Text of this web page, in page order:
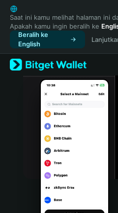
English
日本語
Tiếng Việt
Русский
Español (Latinoamérica)
Türkçe
Italiano
Português (Portugal)
Bahasa Indonesia
Português (Brasil)
Saat ini kamu melihat halaman ini
Apakah kamu ingin beralih ke
Beralih ke
English